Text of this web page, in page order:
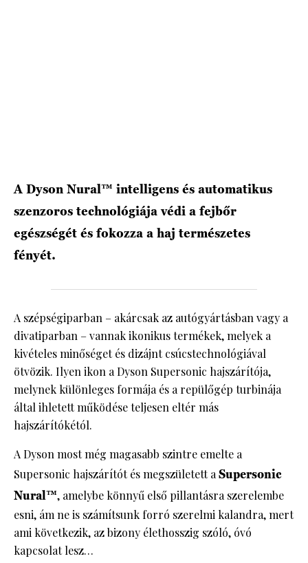
A Dyson Nural™ intelligens és automatikus
szenzoros technológiája védi a fejbőr
egészségét és fokozza a haj természetes
fényét.
A szépségiparban – akárcsak az autógyártásban vagy a
divatiparban – vannak ikonikus termékek, melyek a
kivételes minőséget és dizájnt csúcstechnológiával
ötvözik. Ilyen ikon a Dyson Supersonic hajszárítója,
melynek különleges formája és a repülőgép turbinája
által ihletett működése teljesen eltér más
hajszárítókétól.
A Dyson most még magasabb szintre emelte a
Supersonic hajszárítót és megszületett aSupersonic
Nural™, amelybe könnyű első pillantásra szerelembe
esni, ám ne is számítsunk forró szerelmi kalandra, mert
ami következik, az bizony élethosszig szóló, óvó
kapcsolat lesz…